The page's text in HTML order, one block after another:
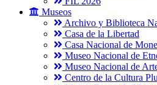
Museos
Archivo y Biblioteca
Casa de la Libertad
Casa Nacional de
Museo Nacional de
Museo Nacional de
Centro de la Cultura